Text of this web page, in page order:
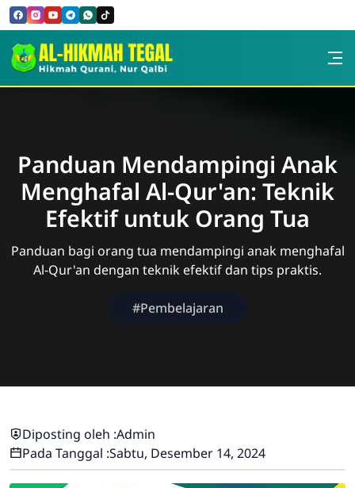
Skip to Content
PPTQ AL-HIKMAH TEGAL
Panduan Mendampingi Anak
Menghafal Al-Qur'an: Teknik
Efektif untuk Orang Tua
Panduan bagi orang tua mendampingi anak menghafal
Al-Qur'an dengan teknik efektif dan tips praktis.
#Pembelajaran
Diposting oleh :Admin
Pada Tanggal :Sabtu, Desember 14, 2024